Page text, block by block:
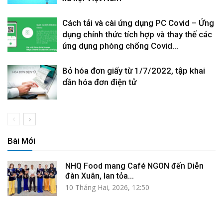
Cách tải và cài ứng dụng PC Covid – Ứng
dụng chính thức tích hợp và thay thế các
ứng dụng phòng chống Covid...
Bỏ hóa đơn giấy từ 1/7/2022, tập khai
dần hóa đơn điện tử
Bài Mới
NHQ Food mang Café NGON đến Diễn
đàn Xuân, lan tỏa...
10 Tháng Hai, 2026, 12:50